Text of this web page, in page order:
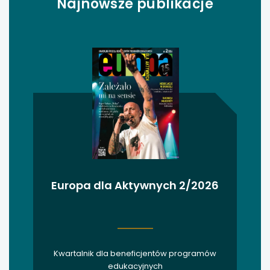
uwaga, link otwiera się w nowej karcie
uwaga, link otwiera się w nowej karcie
uwaga, link otwiera się w nowej karcie
uwaga, link otwiera się w nowej karcie
uwaga, link otwiera się w nowej karcie
uwaga, link otwiera się w nowej karcie
uwaga, link otwiera się w nowej karcie
Najnowsze publikacje
Europa dla Aktywnych 2/2026
Kwartalnik dla beneficjentów programów
edukacyjnych